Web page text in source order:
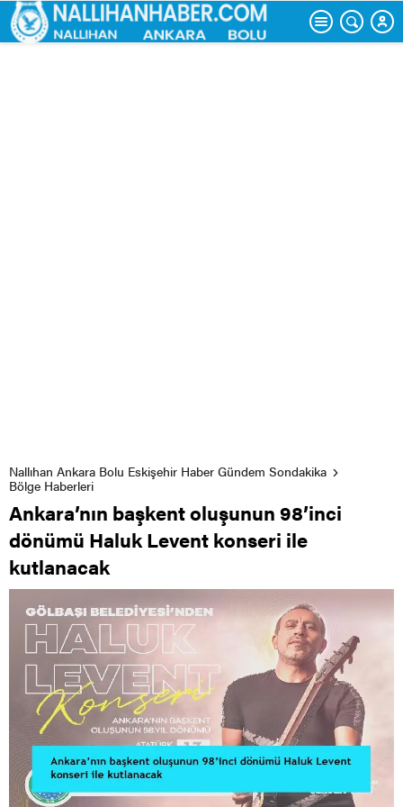
Nallıhan Ankara Bolu Eskişehir Haber Gündem Sondakika
Bölge Haberleri
Ankara’nın başkent oluşunun 98’inci
dönümü Haluk Levent konseri ile
kutlanacak